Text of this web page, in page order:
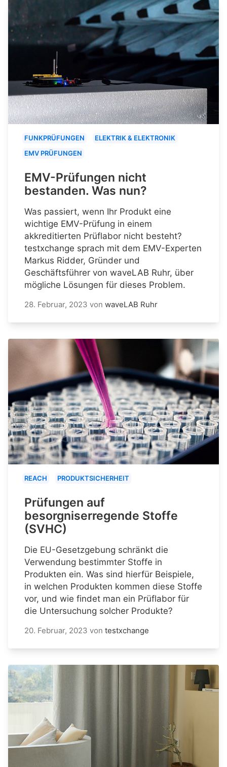
FUNKPRÜFUNGEN
ELEKTRIK & ELEKTRONIK
EMV PRÜFUNGEN
EMV-Prüfungen nicht
bestanden. Was nun?
Was passiert, wenn Ihr Produkt eine
wichtige EMV-Prüfung in einem
akkreditierten Prüflabor nicht besteht?
testxchange sprach mit dem EMV-Experten
Markus Ridder, Gründer und
Geschäftsführer von waveLAB Ruhr, über
mögliche Lösungen für dieses Problem.
28. Februar, 2023 von waveLAB Ruhr
REACH PRODUKTSICHERHEIT
Prüfungen auf
besorgniserregende Stoffe
(SVHC)
Die EU-Gesetzgebung schränkt die
Verwendung bestimmter Stoffe in
Produkten ein. Was sind hierfür Beispiele,
in welchen Produkten kommen diese Stoffe
vor, und wie findet man ein Prüflabor für
die Untersuchung solcher Produkte?
20. Februar, 2023 von testxchange